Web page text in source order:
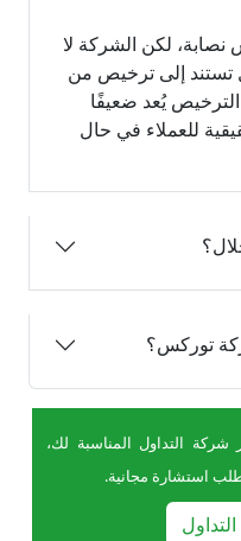
لكن الشركة لا
تستند إلى ترخيص من
يُعد ضعيفًا
للعملاء في حال
توركس؟
التداول المناسبة لك،
استشارة مجانية.